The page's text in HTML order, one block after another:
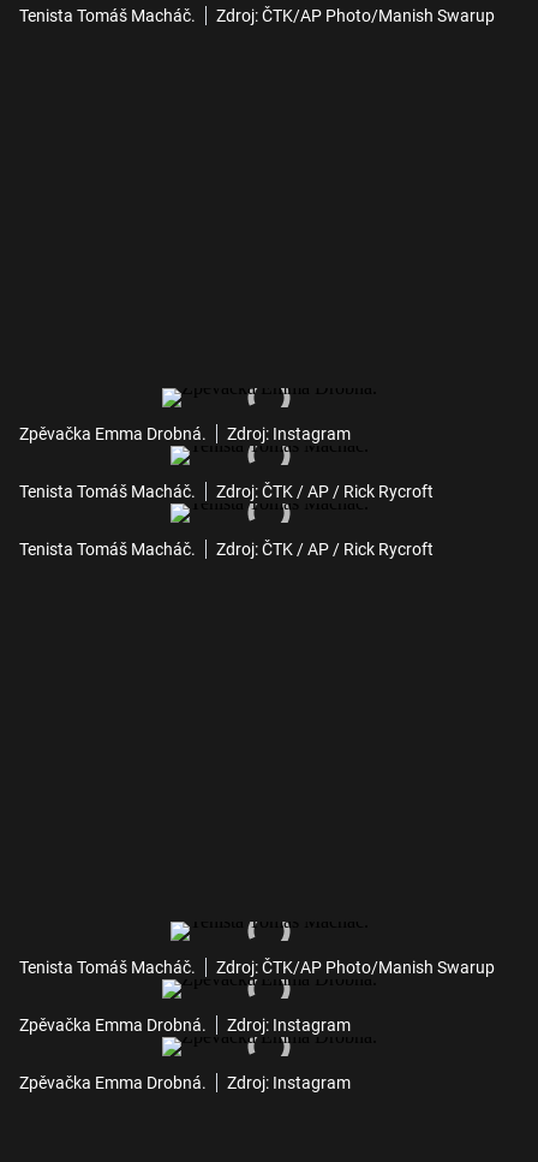
Tenista Tomáš Macháč. Zdroj: ČTK/AP Photo/Manish Swarup
Zpěvačka Emma Drobná. Zdroj: Instagram
Tenista Tomáš Macháč. Zdroj: ČTK / AP / Rick Rycroft
Tenista Tomáš Macháč. Zdroj: ČTK / AP / Rick Rycroft
Tenista Tomáš Macháč. Zdroj: ČTK/AP Photo/Manish Swarup
Zpěvačka Emma Drobná. Zdroj: Instagram
Zpěvačka Emma Drobná. Zdroj: Instagram